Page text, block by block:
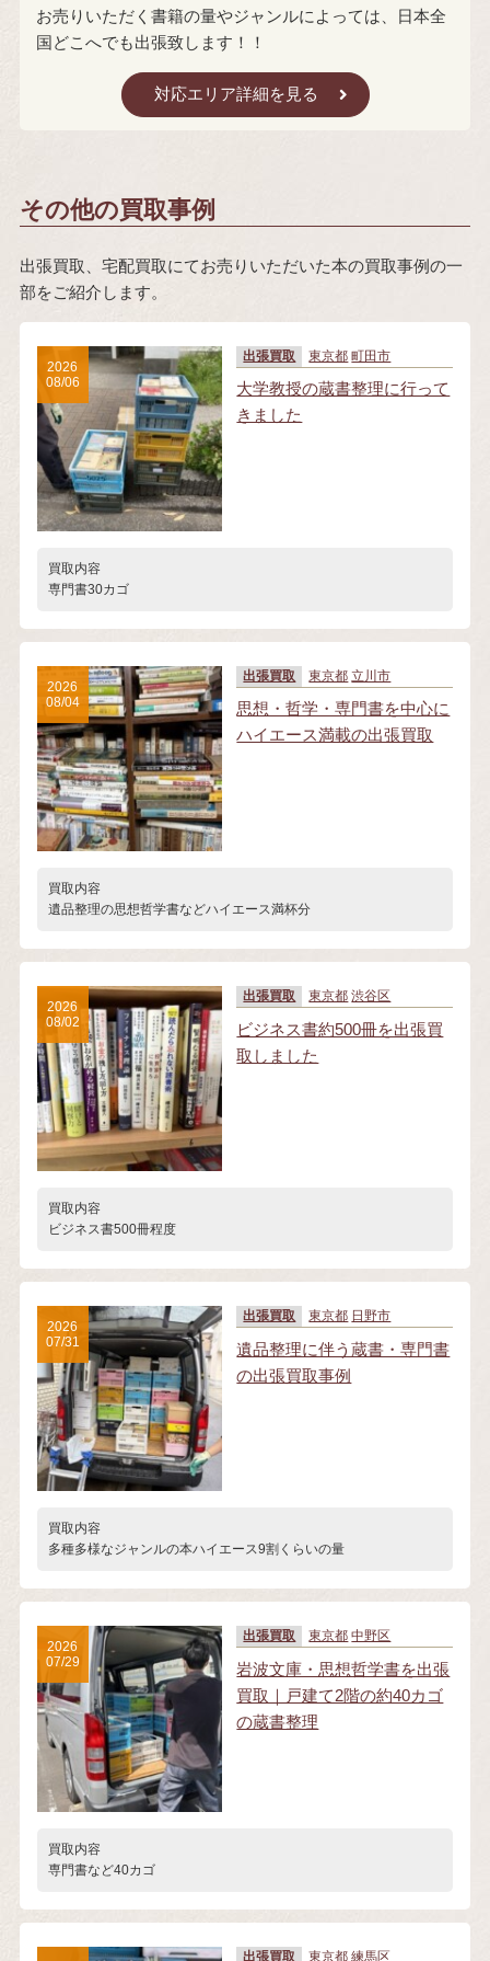
お売りいただく書籍の量やジャンルによっては、日本全
国どこへでも出張致します！！
対応エリア詳細を見る
その他の買取事例
出張買取、宅配買取にてお売りいただいた本の買取事例の一
部をご紹介します。
出張買取 東京都 町田市
大学教授の蔵書整理に行って
きました
買取内容
専門書30カゴ
2026
08/06
出張買取 東京都 立川市
思想・哲学・専門書を中心に
ハイエース満載の出張買取
買取内容
遺品整理の思想哲学書などハイエース満杯分
2026
08/04
出張買取 東京都 渋谷区
ビジネス書約500冊を出張買
取しました
買取内容
ビジネス書500冊程度
2026
08/02
出張買取 東京都 日野市
遺品整理に伴う蔵書・専門書
の出張買取事例
買取内容
多種多様なジャンルの本ハイエース9割くらいの量
2026
07/31
出張買取 東京都 中野区
岩波文庫・思想哲学書を出張
買取｜戸建て2階の約40カゴ
の蔵書整理
買取内容
専門書など40カゴ
2026
07/29
出張買取 東京都 練馬区